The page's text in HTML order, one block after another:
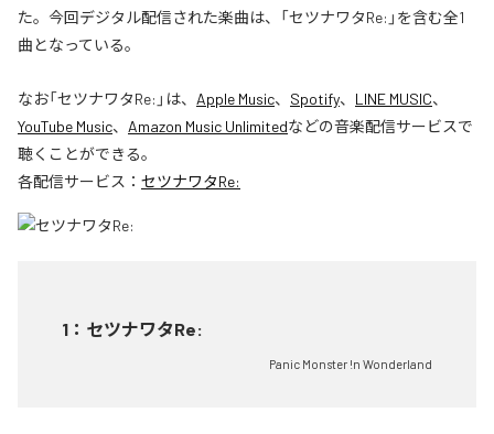
た。今回デジタル配信された楽曲は、「セツナワタRe:」を含む全1
曲となっている。
なお「セツナワタRe: 」は、 Apple Music、 Spotify、 LINE MUSIC、
YouTube Music、 Amazon Music Unlimitedなどの音楽配信サービスで
聴くことができる。
各配信サービス： セツナワタRe:
1 ： セツナワタRe:
Panic Monster !n Wonderland